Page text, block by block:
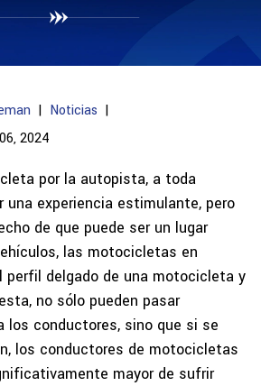
| Noticias |
2024
por la autopista, a toda
una experiencia estimulante, pero
de que puede ser un lugar
las motocicletas en
perfil delgado de una motocicleta y
no sólo pueden pasar
los conductores, sino que si se
los conductores de motocicletas
mayor de sufrir